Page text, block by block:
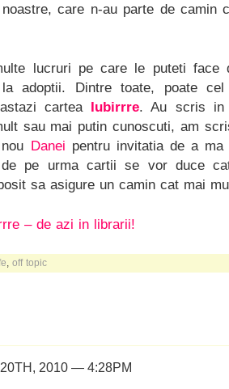
care n-au parte de camin
lucruri pe care le puteti face
la adoptii. Dintre toate, poate
cartea Iubirrre. Au scris in
sau mai putin cunoscuti, am
Danei pentru invitatia de a
pe urma cartii se vor duce
sa asigure un camin cat mai
– de azi in librarii!
off topic
2010 — 4:28PM